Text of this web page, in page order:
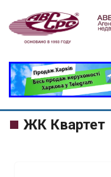
ЖК Квартет